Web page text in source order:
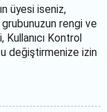
üyesi iseniz,
rengi ve
Kontrol
değiştirmenize izin